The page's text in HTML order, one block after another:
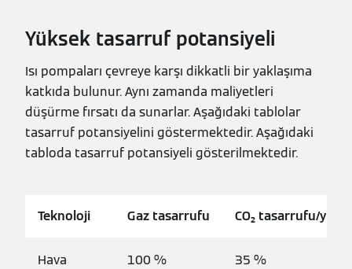
Yüksek tasarruf potansiyeli
Isı pompaları çevreye karşı dikkatli bir yaklaşıma
katkıda bulunur. Aynı zamanda maliyetleri
düşürme fırsatı da sunarlar. Aşağıdaki tablolar
tasarruf potansiyelini göstermektedir. Aşağıdaki
tabloda tasarruf potansiyeli gösterilmektedir.
Teknoloji Gaz tasarrufu CO₂ tasarrufu/yıl
Hava
100 % 35 %